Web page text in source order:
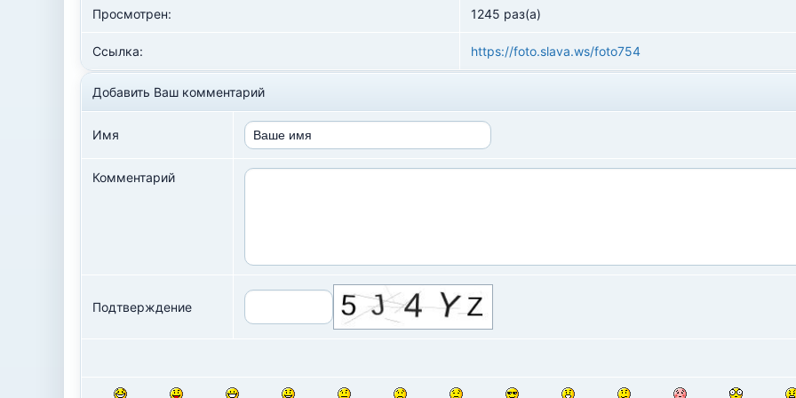
Просмотрен: 1245 раз(а)
Ссылка: https://foto.slava.ws/foto754
Добавить Ваш комментарий
Имя
Комментарий
Подтверждение